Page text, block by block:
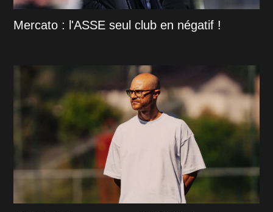
Mercato : l'ASSE seul club en négatif !